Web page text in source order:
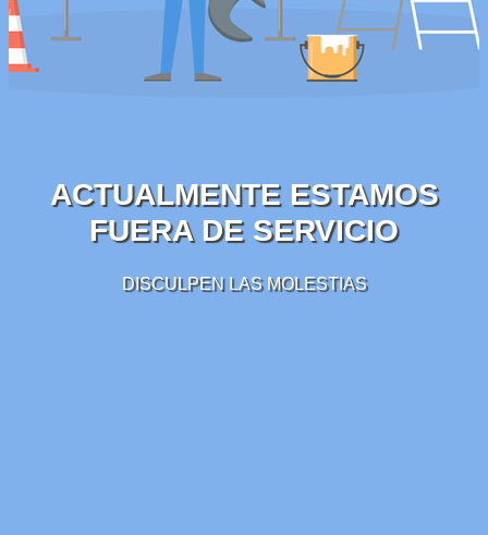
ACTUALMENTE ESTAMOS
FUERA DE SERVICIO
DISCULPEN LAS MOLESTIAS